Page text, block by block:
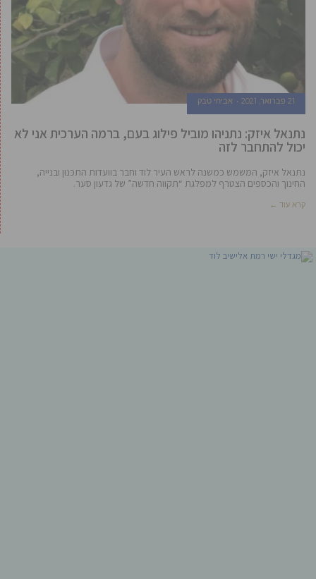
21 פברואר, 2021 אביחי טבק
נתנאל איזק: נתניהו מוביל פילוג בעם, ברמה הערכית אני לא
יכול להתחבר לזה
נתנאל איזק, המשמש כמשנה לראש העיר לוד וחבר בוועדות התכנון ובנייה,
החינוך והכספים הצטרף למפלגת “תקווה חדשה” של גדעון סער.
קרא עוד ←